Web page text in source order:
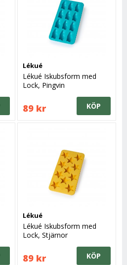
Lékué
Lékué Iskubsform med
Lock, Pingvin
89 kr KÖP
Lékué
Lékué Iskubsform med
Lock, Stjärnor
89 kr KÖP